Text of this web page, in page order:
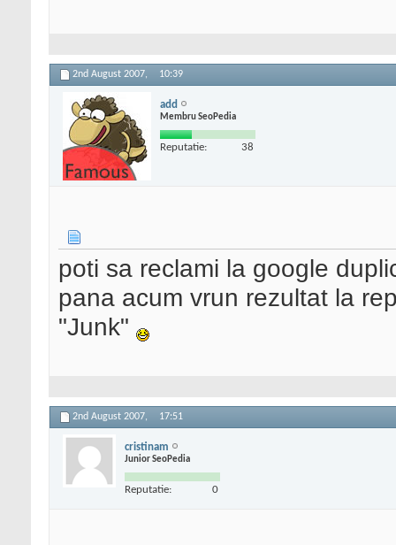
2nd August 2007, 10:39
add
Membru SeoPedia
Reputatie: 38
poti sa reclami la google
pana acum vrun rezultat la
"Junk"
2nd August 2007, 17:51
cristinam
Junior SeoPedia
Reputatie: 0